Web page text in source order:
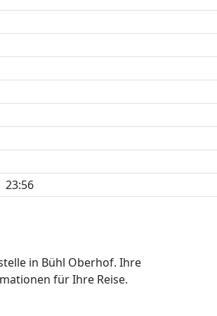
23:56
in Bühl Oberhof. Ihre
für Ihre Reise.